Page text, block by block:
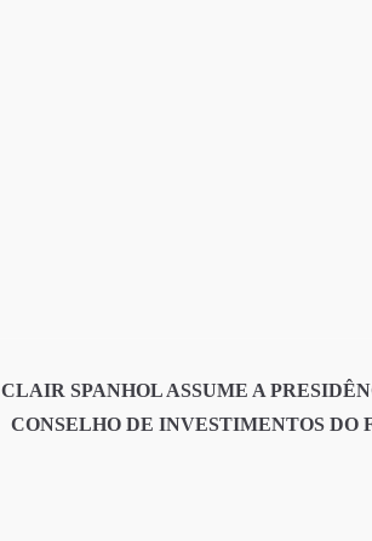
CLAIR SPANHOL ASSUME A
CONSELHO DE INVESTIMENTOS DO